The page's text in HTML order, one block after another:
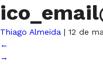
Thiago Almeida | 12 de
←
→